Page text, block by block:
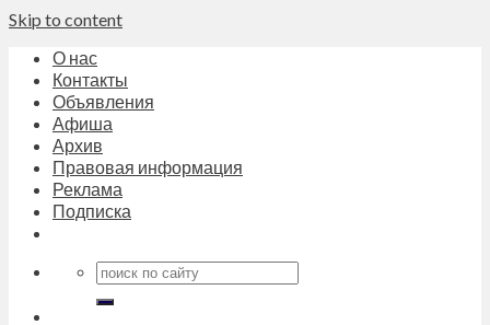
Skip to content
О нас
Контакты
Объявления
Афиша
Архив
Правовая информация
Реклама
Подписка